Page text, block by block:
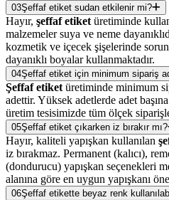
03Şeffaf etiket sudan etkilenir mi?
Hayır, şeffaf etiket üretiminde
malzemeler suya ve neme
kozmetik ve içecek şişelerinde
dayanıklı boyalar kullanmaktadır.
04Şeffaf etiket için minimum sipariş
Şeffaf etiket üretiminde minimum
adettir. Yüksek adetlerde adet
üretim tesisimizde tüm ölçek
05Şeffaf etiket çıkarken iz bırakır mı?
Hayır, kaliteli yapışkan kullanılan
iz bırakmaz. Permanent (kalıcı),
(dondurucu) yapışkan seçenekleri
alanına göre en uygun yapışkanı
06Şeffaf etikette beyaz renk